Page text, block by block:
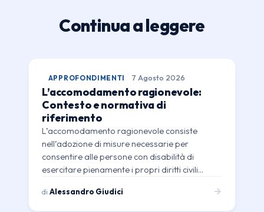
Continua a leggere
APPROFONDIMENTI 7 Agosto 2026
L’accomodamento ragionevole:
Contesto e normativa di
riferimento
L’accomodamento ragionevole consiste
nell’adozione di misure necessarie per
consentire alle persone con disabilità di
esercitare pienamente i propri diritti civili…
diAlessandro Giudici